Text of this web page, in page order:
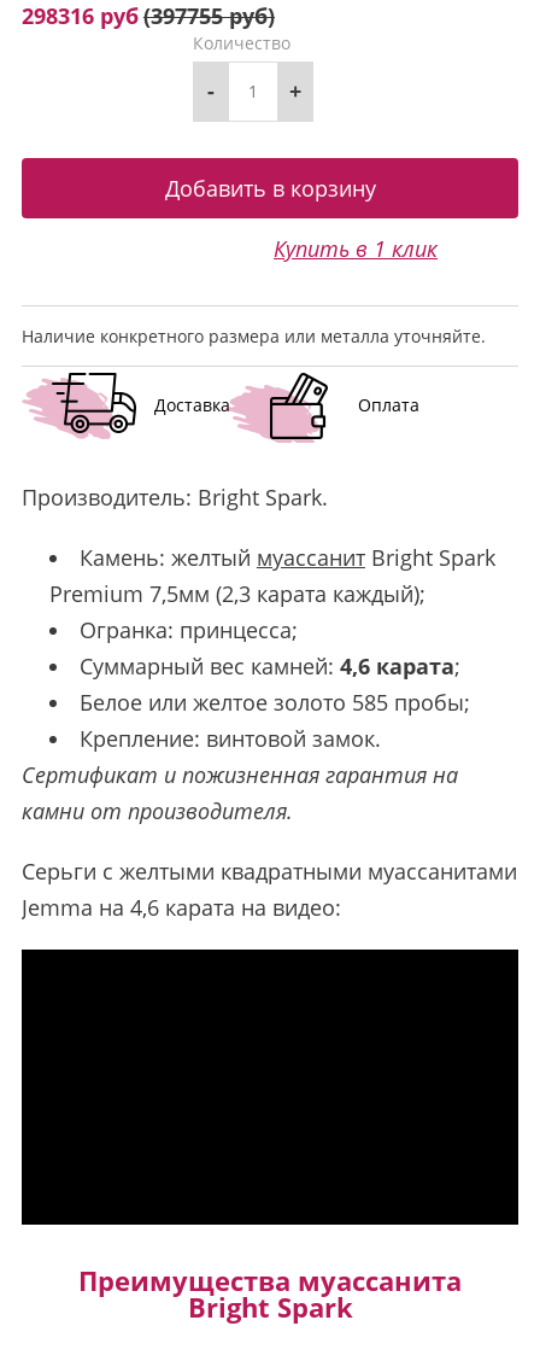
298316 руб(397755 руб)
Количество
- +
Купить в 1 клик
Наличие конкретного размера или металла уточняйте.
Доставка Оплата
Производитель: Bright Spark.
Камень: желтый муассанитBright Spark
Premium 7,5мм (2,3 карата каждый);
Огранка: принцесса;
Суммарный вес камней: 4,6 карата;
Белое или желтое золото 585 пробы;
Крепление: винтовой замок.
Сертификат и пожизненная гарантия на
камни от производителя.
Серьги с желтыми квадратными муассанитами
Jemma на 4,6 карата на видео:
Преимущества муассанита
Bright Spark